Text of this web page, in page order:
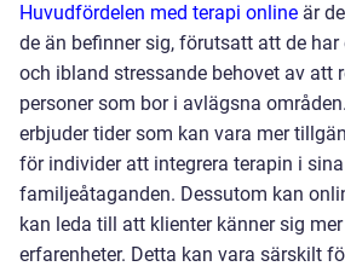
Huvudfördelen med terapi online är
de än befinner sig, förutsatt att de
och ibland stressande behovet av att
personer som bor i avlägsna
erbjuder tider som kan vara mer
för individer att integrera terapin i
familjeåtaganden. Dessutom kan
kan leda till att klienter känner sig
erfarenheter. Detta kan vara särskilt